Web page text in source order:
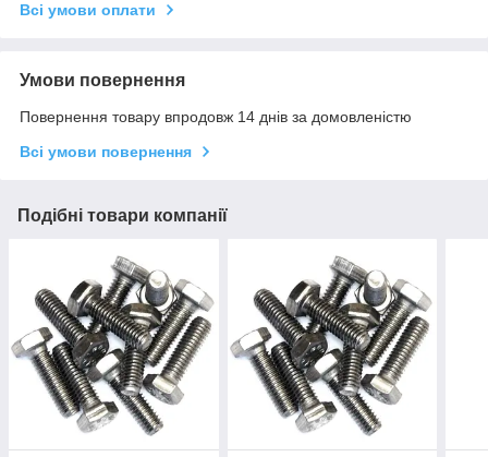
Всі умови оплати
Умови повернення
Повернення товару впродовж 14 днів за домовленістю
Всі умови повернення
Подібні товари компанії